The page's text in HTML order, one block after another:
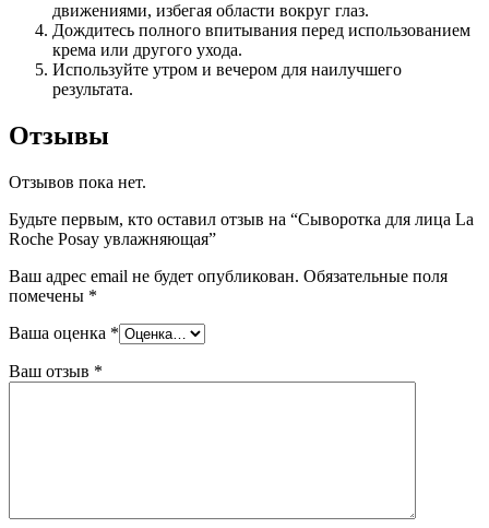
движениями, избегая области вокруг глаз.
Дождитесь полного впитывания перед использованием
крема или другого ухода.
Используйте утром и вечером для наилучшего
результата.
Отзывы
Отзывов пока нет.
Будьте первым, кто оставил отзыв на “Сыворотка для лица La
Roche Posay увлажняющая”
Ваш адрес email не будет опубликован. Обязательные поля
помечены *
Ваша оценка *
Ваш отзыв *